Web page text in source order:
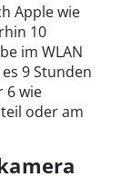
Apple wie
10
im WLAN
9 Stunden
6 wie
oder am